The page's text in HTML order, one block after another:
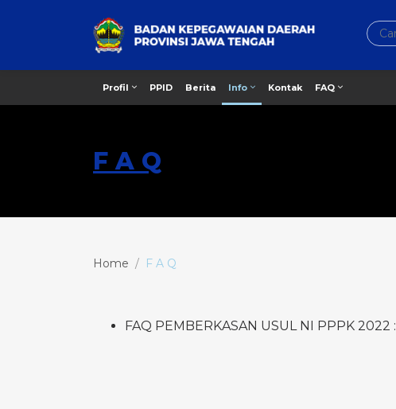
Profil PPID Berita Info Kontak FAQ
F A Q
Home F A Q
FAQ PEMBERKASAN USUL NI PPPK 2022 :